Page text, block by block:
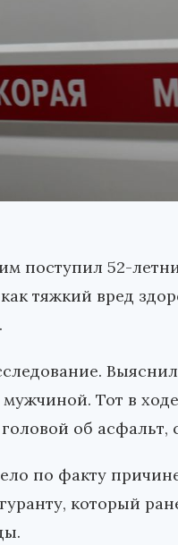
поступил 52-
тяжкий вред
Тот в
об
по факту
который